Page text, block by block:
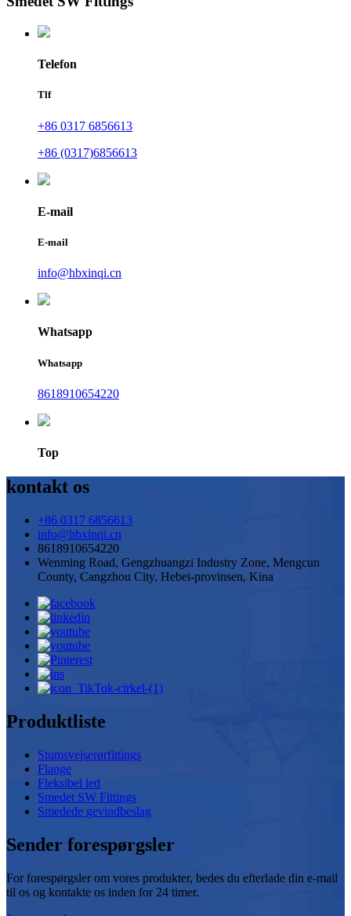
Telefon
Tlf
+86 0317 6856613
+86 (0317)6856613
E-mail
E-mail
info@hbxinqi.cn
Whatsapp
Whatsapp
8618910654220
Top
kontakt os
+86 0317 6856613
info@hbxinqi.cn
8618910654220
Wenming Road, Gengzhuangzi Industry Zone, Mengcun
County, Cangzhou City, Hebei-provinsen, Kina
Produktliste
Stumsvejserørfittings
Flange
Fleksibel led
Smedet SW Fittings
Smedede gevindbeslag
Sender forespørgsler
For forespørgsler om vores produkter, bedes du efterlade din e-mail
til os og kontakte os inden for 24 timer.